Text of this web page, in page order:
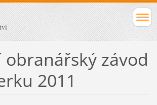
obranářský závod
2011